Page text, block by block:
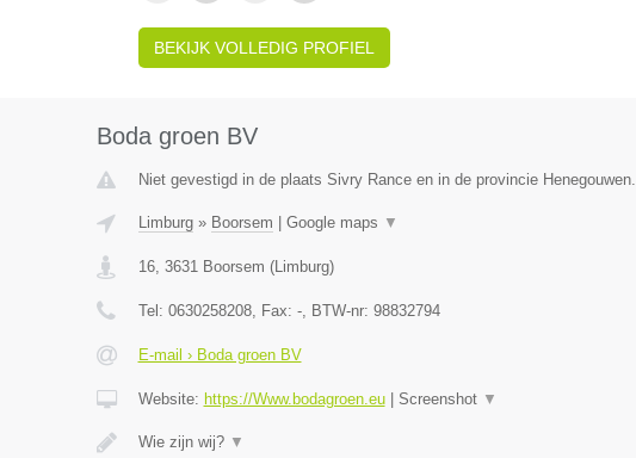
BEKIJK VOLLEDIG PROFIEL
Boda groen BV
Niet gevestigd in de plaats Sivry Rance en in de provincie Henegouwen.
Limburg» Boorsem Google maps ▼
16, 3631 Boorsem (Limburg)
Tel: 0630258208, Fax: -, BTW-nr: 98832794
E-mail › Boda groen BV
Website: https://Www.bodagroen.eu| Screenshot ▼
Wie zijn wij? ▼